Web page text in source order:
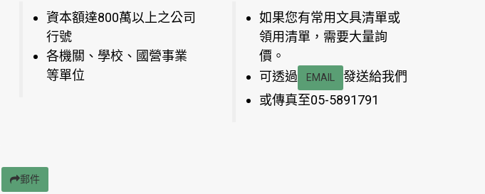
資本額達800萬以上之公司
行號
各機關、學校、國營事業
等單位
如果您有常用文具清單或
領用清單，需要大量詢
價。
可透過
EMAIL
發送給我們
或傳真至05-5891791
郵件